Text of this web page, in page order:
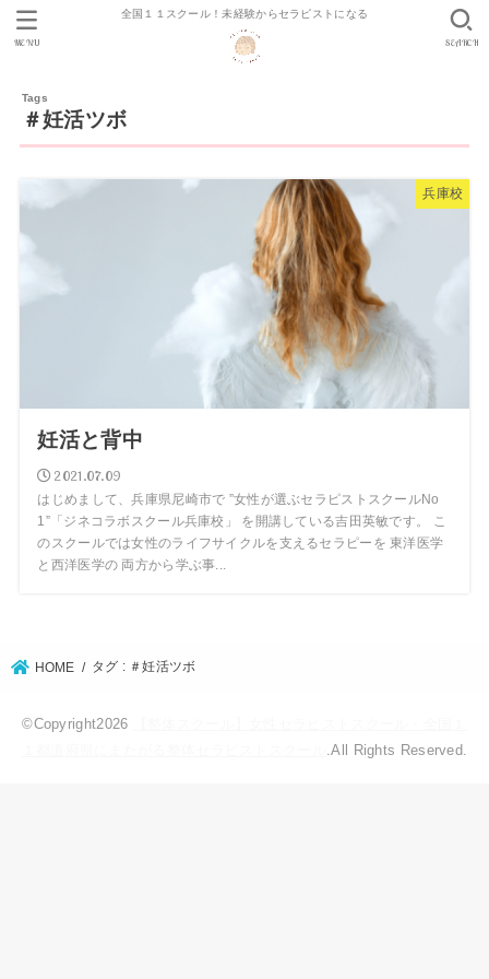
全国１１スクール！未経験からセラピストになる
SEARCH
MENU
＃妊活ツボ
兵庫校
妊活と背中
2021.07.09
はじめまして、兵庫県尼崎市で ”女性が選ぶセラピストスクールNo
1”「ジネコラボスクール兵庫校」 を開講している吉田英敏です。 こ
のスクールでは女性のライフサイクルを支えるセラピーを 東洋医学
と西洋医学の 両方から学ぶ事...
HOME タグ : ＃妊活ツボ
©Copyright2026
.All Rights Reserved.